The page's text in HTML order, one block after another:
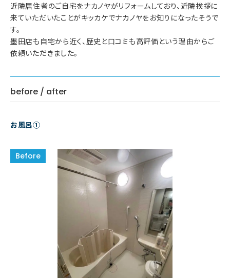
近隣居住者のご自宅をナカノヤがリフォームしており、近隣挨拶に
来ていただいたことがキッカケでナカノヤをお知りになったそうで
す。
墨田店も自宅から近く、歴史と口コミも高評価という理由からご
依頼いただきました。
before / after
お風呂①